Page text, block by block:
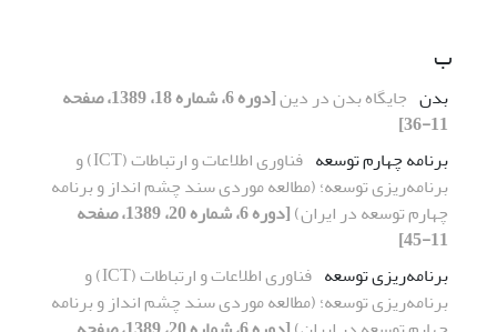
ب
بدن جایگاه بدن در دین
[دوره 6، شماره 18، 1389، صفحه
11-36]
برنامه چهارم توسعه
فناوری اطلاعات و ارتباطات (ICT) و
برنامه‌ریزی توسعه؛ (مطالعه موردی سند چشم انداز و برنامه
چهارم توسعه در ایران)
[دوره 6، شماره 20، 1389، صفحه
11-45]
برنامه‌ریزی توسعه
فناوری اطلاعات و ارتباطات (ICT) و
برنامه‌ریزی توسعه؛ (مطالعه موردی سند چشم انداز و برنامه